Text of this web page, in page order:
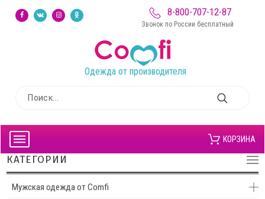
8-800-707-12-87
Звонок по России бесплатный
Одежда от производителя
КОРЗИНА
КАТЕГОРИИ
Мужская одежда от Comfi